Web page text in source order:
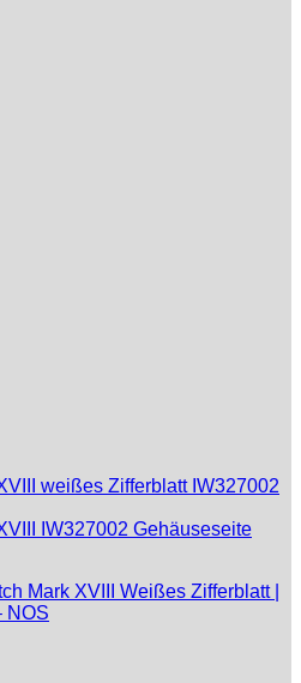
Mark XVIII Weißes Zifferblatt |
NOS